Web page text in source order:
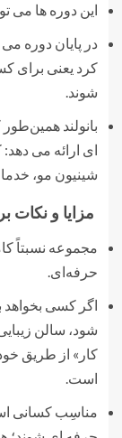
این دوره ها می
در پایان دوره
کرد یعنی برای
شوند.
بانولند
ای ارائه می
شینیون مو،
مزایا و نکات
مجموعه نسبتاً
حرفه‌ای.
اگر کسی بخواهد
شود، سالن
کار» از طریق
است.
مناسِب کسانی